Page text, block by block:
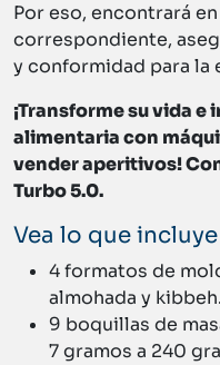
Por eso, encontrará
correspondiente,
y conformidad para la
¡Transforme su vida e
alimentaria con
vender aperitivos!
Turbo 5.0.
Vea lo que
4 formatos de
almohada y kibbeh.
9 boquillas de
7 gramos a 240